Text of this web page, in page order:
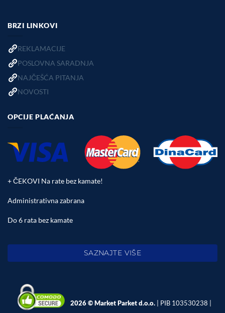
BRZI LINKOVI
REKLAMACIJE
POSLOVNA SARADNJA
NAJČEŠĆA PITANJA
NOVOSTI
OPCIJE PLAĆANJA
+ ČEKOVI Na rate bez kamate!
Administrativna zabrana
Do 6 rata bez kamate
SAZNAJTE VIŠE
2026 © Market Parket d.o.o. | PIB 103530238 |